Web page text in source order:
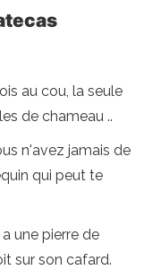
au cou, la seule
de chameau ..
n'avez jamais de
qui peut te
une pierre de
sur son cafard.